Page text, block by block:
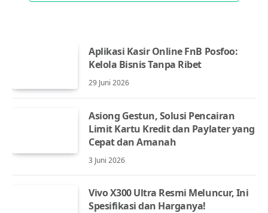
Aplikasi Kasir Online FnB Posfoo:
Kelola Bisnis Tanpa Ribet
29 Juni 2026
Asiong Gestun, Solusi Pencairan
Limit Kartu Kredit dan Paylater yang
Cepat dan Amanah
3 Juni 2026
Vivo X300 Ultra Resmi Meluncur, Ini
Spesifikasi dan Harganya!